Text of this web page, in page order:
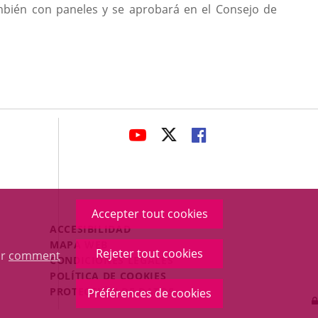
comment
Accepter tout cookies
Rejeter tout cookies
Préférences de cookies
con paneles y se aprobará en el Consejo de
ENLACE
APLICACIÓN
EXTERNA.
ENLACE
APLICACIÓN
EXTERNA.
ENLACE
APLICACIÓN
EXTERNA.
Menú
Legal
Footer
ACCESIBILIDAD
MAPA WEB
CONDICIONES LEGALES
POLÍTICA DE COOKIES
PROTECCIÓN DE DATOS